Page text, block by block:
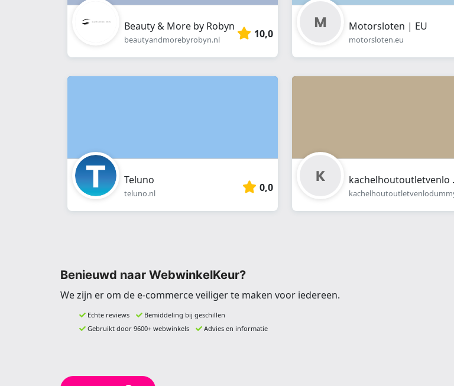
Beauty & More by Robyn
beautyandmorebyrobyn.nl 10,0
Motorsloten | EU
motorsloten.eu
Teluno
teluno.nl 0,0
Benieuwd naar WebwinkelKeur?
We zijn er om de e-commerce veiliger te maken voor iedereen.
Echte reviews
Bemiddeling bij geschillen
Gebruikt door 9600+ webwinkels
Advies en informatie